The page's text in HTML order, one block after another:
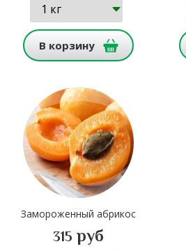
В корзину
Замороженный абрикос
315 руб